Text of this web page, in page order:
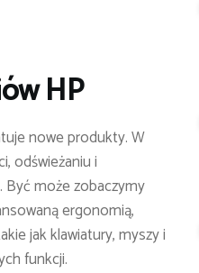
HP
nowe produkty. W
odświeżaniu i
może zobaczymy
ergonomią,
jak klawiatury, myszy i
funkcji.